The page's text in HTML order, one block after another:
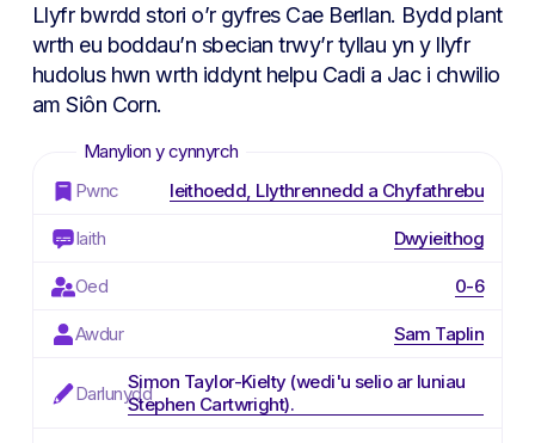
Llyfr bwrdd stori o’r gyfres Cae Berllan. Bydd plant
wrth eu boddau’n sbecian trwy’r tyllau yn y llyfr
hudolus hwn wrth iddynt helpu Cadi a Jac i chwilio
am Siôn Corn.
Pwnc Ieithoedd, Llythrennedd a Chyfathrebu
Iaith Dwyieithog
Oed 0-6
Awdur Sam Taplin
DarlunyddSimon Taylor-Kielty (wedi'u selio ar luniau
Stephen Cartwright).